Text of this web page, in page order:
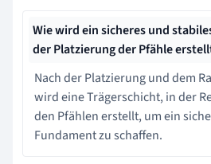
Wie wird ein sicheres und
der Platzierung der Pfähle
Nach der Platzierung und dem
wird eine Trägerschicht, in der
den Pfählen erstellt, um ein
Fundament zu schaffen.